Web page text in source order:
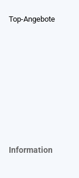
Top-Angebote